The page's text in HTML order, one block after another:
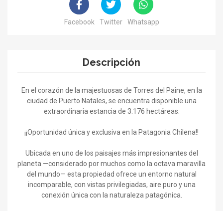
Facebook Twitter Whatsapp
Descripción
En el corazón de la majestuosas de Torres del Paine, en la
ciudad de Puerto Natales, se encuentra disponible una
extraordinaria estancia de 3.176 hectáreas.
¡¡Oportunidad única y exclusiva en la Patagonia Chilena!!
Ubicada en uno de los paisajes más impresionantes del
planeta —considerado por muchos como la octava maravilla
del mundo— esta propiedad ofrece un entorno natural
incomparable, con vistas privilegiadas, aire puro y una
conexión única con la naturaleza patagónica.